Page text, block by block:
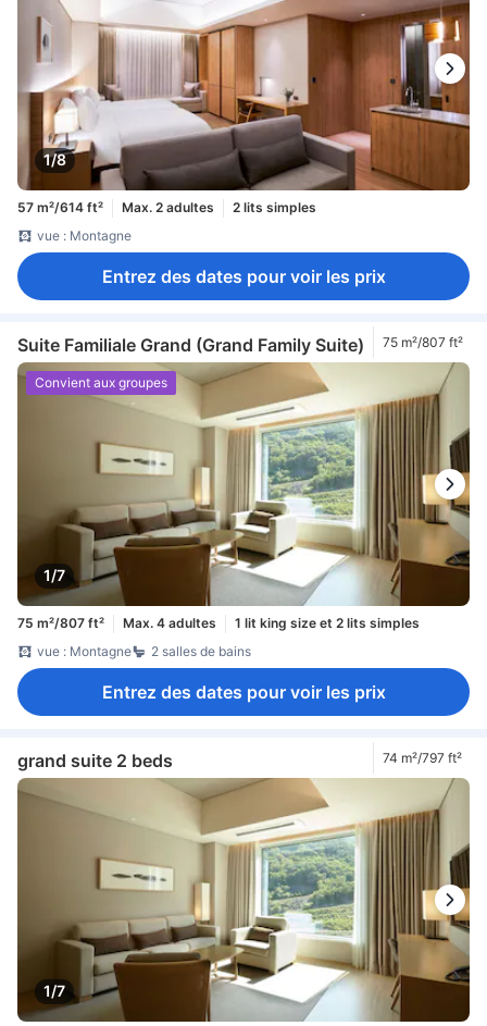
1/8
57 m²/614 ft² Max. 2 adultes
2 lits simples
vue : Montagne
Entrez des dates pour voir les prix
Suite Familiale Grand (Grand Family Suite) 75 m²/807 ft²
1/7
Convient aux groupes
75 m²/807 ft² Max. 4 adultes
1 lit king size et 2 lits simples
vue : Montagne
2 salles de bains
Entrez des dates pour voir les prix
grand suite 2 beds 74 m²/797 ft²
1/7